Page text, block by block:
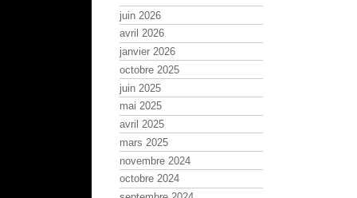
juin 2026
avril 2026
janvier 2026
octobre 2025
juin 2025
mai 2025
avril 2025
mars 2025
novembre 2024
octobre 2024